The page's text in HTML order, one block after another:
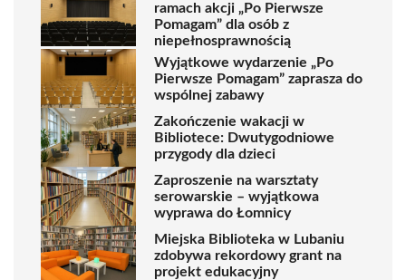
ramach akcji „Po Pierwsze
Pomagam” dla osób z
niepełnosprawnością
Wyjątkowe wydarzenie „Po
Pierwsze Pomagam” zaprasza do
wspólnej zabawy
Zakończenie wakacji w
Bibliotece: Dwutygodniowe
przygody dla dzieci
Zaproszenie na warsztaty
serowarskie – wyjątkowa
wyprawa do Łomnicy
Miejska Biblioteka w Lubaniu
zdobywa rekordowy grant na
projekt edukacyjny